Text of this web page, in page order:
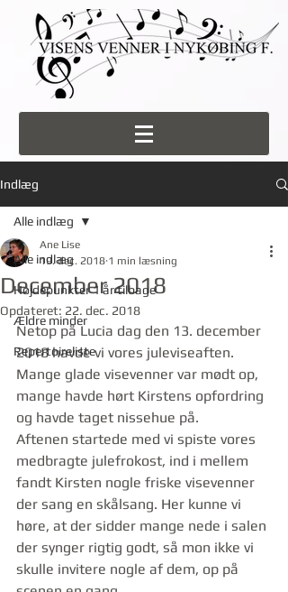
Indlæg
Alle indlæg
Højdepunkter 1 år tilbage
Ældre minder
Repertoireliste
Alle indlæg
December 2018
Ane Lise
19. dec. 2018 1 min læsning
Opdateret: 22. dec. 2018
Netop på Lucia dag den 13. december
2018 havde vi vores juleviseaften.
Mange glade visevenner var mødt op,
mange havde hørt Kirstens opfordring
og havde taget nissehue på.
Aftenen startede med vi spiste vores
medbragte julefrokost, ind i mellem
fandt Kirsten nogle friske visevenner
der sang en skålsang. Her kunne vi
høre, at der sidder mange nede i salen
der synger rigtig godt, så mon ikke vi
skulle invitere nogle af dem, op på